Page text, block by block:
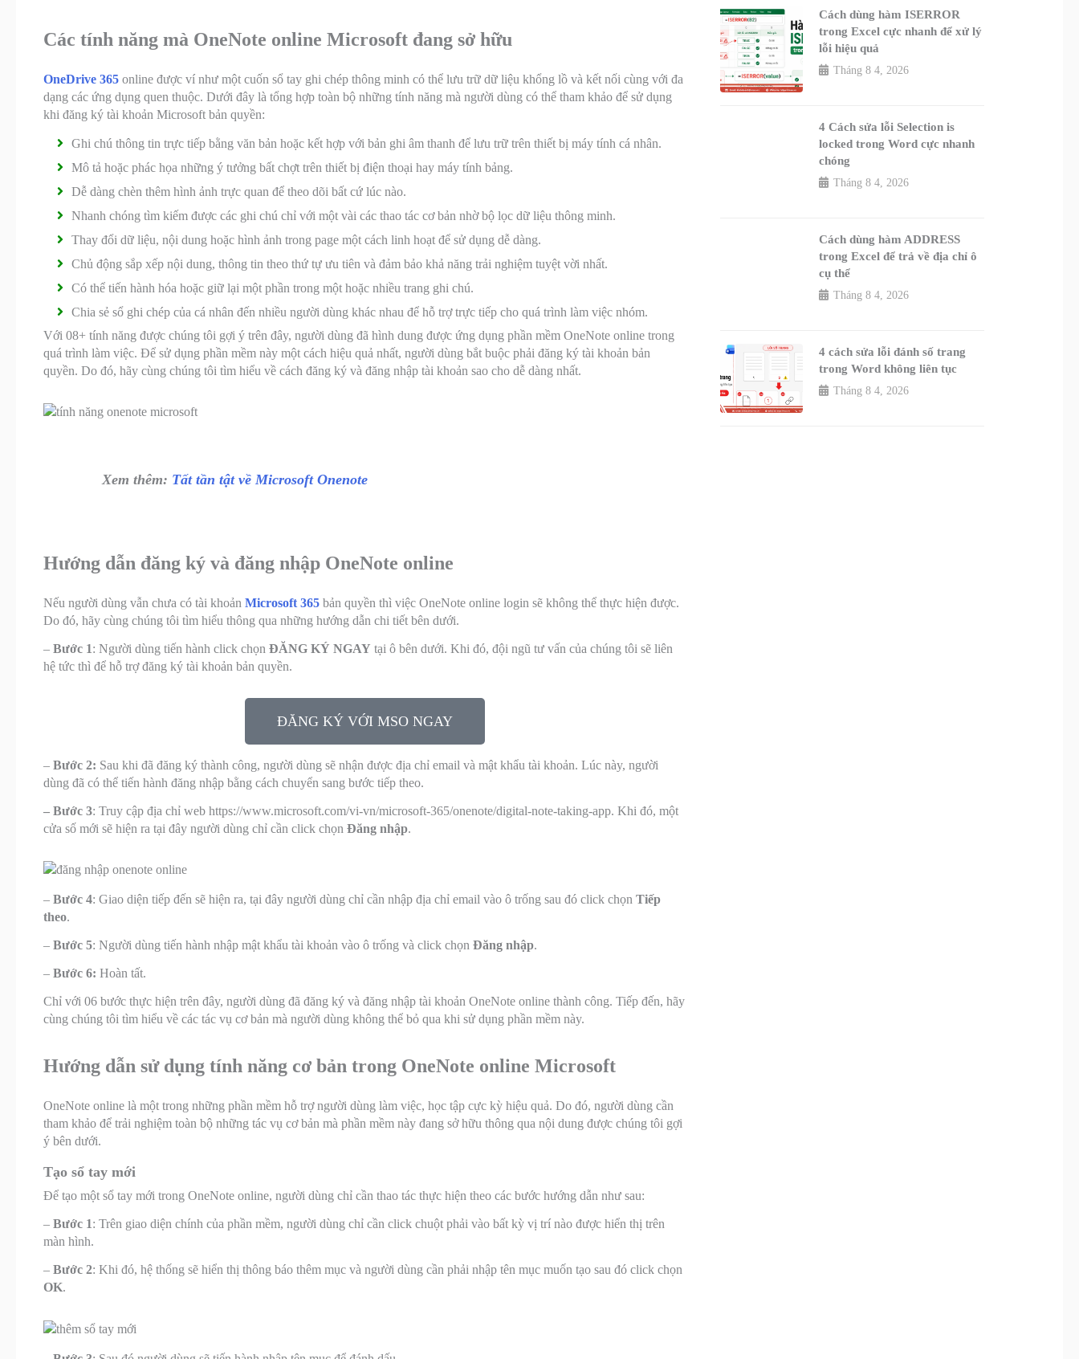
Các tính năng mà OneNote online Microsoft đang sở hữu
OneDrive 365 online được ví như một cuốn sổ tay ghi chép thông minh có thể lưu trữ dữ liệu khổng lồ và kết nối cùng với đa
dạng các ứng dụng quen thuộc. Dưới đây là tổng hợp toàn bộ những tính năng mà người dùng có thể tham khảo để sử dụng
khi đăng ký tài khoản Microsoft bản quyền:
Ghi chú thông tin trực tiếp bằng văn bản hoặc kết hợp với bản ghi âm thanh để lưu trữ trên thiết bị máy tính cá nhân.
Mô tả hoặc phác họa những ý tưởng bất chợt trên thiết bị điện thoại hay máy tính bảng.
Dễ dàng chèn thêm hình ảnh trực quan để theo dõi bất cứ lúc nào.
Nhanh chóng tìm kiếm được các ghi chú chỉ với một vài các thao tác cơ bản nhờ bộ lọc dữ liệu thông minh.
Thay đổi dữ liệu, nội dung hoặc hình ảnh trong page một cách linh hoạt để sử dụng dễ dàng.
Chủ động sắp xếp nội dung, thông tin theo thứ tự ưu tiên và đảm bảo khả năng trải nghiệm tuyệt vời nhất.
Có thể tiến hành hóa hoặc giữ lại một phần trong một hoặc nhiều trang ghi chú.
Chia sẻ sổ ghi chép của cá nhân đến nhiều người dùng khác nhau để hỗ trợ trực tiếp cho quá trình làm việc nhóm.
Với 08+ tính năng được chúng tôi gợi ý trên đây, người dùng đã hình dung được ứng dụng phần mềm OneNote online trong
quá trình làm việc. Để sử dụng phần mềm này một cách hiệu quả nhất, người dùng bắt buộc phải đăng ký tài khoản bản
quyền. Do đó, hãy cùng chúng tôi tìm hiểu về cách đăng ký và đăng nhập tài khoản sao cho dễ dàng nhất.
Xem thêm: Tất tần tật về Microsoft Onenote
Hướng dẫn đăng ký và đăng nhập OneNote online
Nếu người dùng vẫn chưa có tài khoản Microsoft 365 bản quyền thì việc OneNote online login sẽ không thể thực hiện được.
Do đó, hãy cùng chúng tôi tìm hiểu thông qua những hướng dẫn chi tiết bên dưới.
– Bước 1: Người dùng tiến hành click chọn ĐĂNG KÝ NGAY tại ô bên dưới. Khi đó, đội ngũ tư vấn của chúng tôi sẽ liên
hệ tức thì để hỗ trợ đăng ký tài khoản bản quyền.
ĐĂNG KÝ VỚI MSO NGAY
– Bước 2: Sau khi đã đăng ký thành công, người dùng sẽ nhận được địa chỉ email và mật khẩu tài khoản. Lúc này, người
dùng đã có thể tiến hành đăng nhập bằng cách chuyển sang bước tiếp theo.
– Bước 3: Truy cập địa chỉ web https://www.microsoft.com/vi-vn/microsoft-365/onenote/digital-note-taking-app. Khi đó, một
cửa số mới sẽ hiện ra tại đây người dùng chỉ cần click chọn Đăng nhập.
– Bước 4: Giao diện tiếp đến sẽ hiện ra, tại đây người dùng chỉ cần nhập địa chỉ email vào ô trống sau đó click chọn Tiếp
theo.
– Bước 5: Người dùng tiến hành nhập mật khẩu tài khoản vào ô trống và click chọn Đăng nhập.
– Bước 6: Hoàn tất.
Chỉ với 06 bước thực hiện trên đây, người dùng đã đăng ký và đăng nhập tài khoản OneNote online thành công. Tiếp đến, hãy
cùng chúng tôi tìm hiểu về các tác vụ cơ bản mà người dùng không thể bỏ qua khi sử dụng phần mềm này.
Hướng dẫn sử dụng tính năng cơ bản trong OneNote online Microsoft
OneNote online là một trong những phần mềm hỗ trợ người dùng làm việc, học tập cực kỳ hiệu quả. Do đó, người dùng cần
tham khảo để trải nghiệm toàn bộ những tác vụ cơ bản mà phần mềm này đang sở hữu thông qua nội dung được chúng tôi gợi
ý bên dưới.
Tạo sổ tay mới
Để tạo một sổ tay mới trong OneNote online, người dùng chỉ cần thao tác thực hiện theo các bước hướng dẫn như sau:
– Bước 1: Trên giao diện chính của phần mềm, người dùng chỉ cần click chuột phải vào bất kỳ vị trí nào được hiển thị trên
màn hình.
– Bước 2: Khi đó, hệ thống sẽ hiển thị thông báo thêm mục và người dùng cần phải nhập tên mục muốn tạo sau đó click chọn
OK.
Cách dùng hàm ISERROR
trong Excel cực nhanh để xử lý
lỗi hiệu quả
Tháng 8 4, 2026
4 Cách sửa lỗi Selection is
locked trong Word cực nhanh
chóng
Tháng 8 4, 2026
Cách dùng hàm ADDRESS
trong Excel để trả về địa chỉ ô
cụ thể
Tháng 8 4, 2026
4 cách sửa lỗi đánh số trang
trong Word không liên tục
Tháng 8 4, 2026